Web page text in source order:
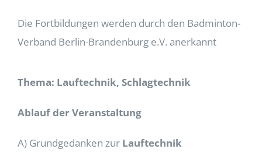
Die Fortbildungen werden durch den Badminton-
Verband Berlin-Brandenburg e.V. anerkannt
Thema: Lauftechnik, Schlagtechnik
Ablauf der Veranstaltung
A) Grundgedanken zur Lauftechnik